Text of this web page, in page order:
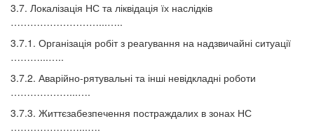
3.7. Локалізація НС та ліквідація їх наслідків
………………………...…..
3.7.1. Організація робіт з реагування на надзвичайні ситуації
………...…..
3.7.2. Аварійно-рятувальні та інші невідкладні роботи
………………...….
3.7.3. Життєзабезпечення постраждалих в зонах НС
…………………...….